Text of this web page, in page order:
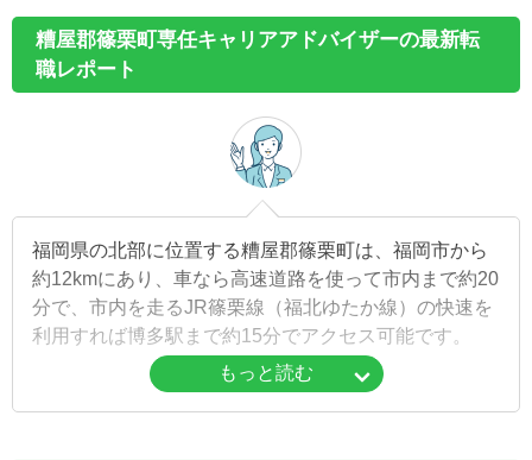
糟屋郡篠栗町専任キャリアアドバイザーの最新転
職レポート
福岡県の北部に位置する糟屋郡篠栗町は、福岡市から
約12kmにあり、車なら高速道路を使って市内まで約20
分で、市内を走るJR篠栗線（福北ゆたか線）の快速を
利用すれば博多駅まで約15分でアクセス可能です。
町内には山林が広がり、緑豊かな環境にあります。そ
もっと読む